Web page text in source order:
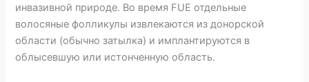
инвазивной природе. Во время FUE отдельные
волосяные фолликулы извлекаются из донорской
области (обычно затылка) и имплантируются в
облысевшую или истонченную область.